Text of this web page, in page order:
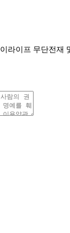
라이프 무단전재